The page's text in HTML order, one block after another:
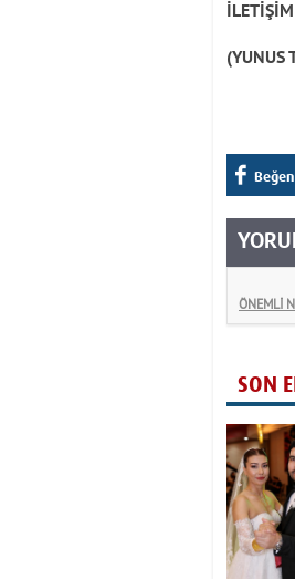
İLETİŞİM
(YUNUS
Beğen
ÖNEMLİ
SON